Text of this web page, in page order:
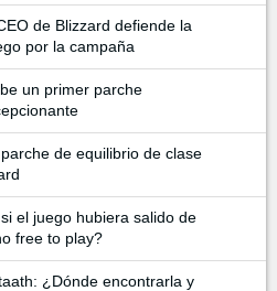
de Blizzard defiende la
por la campaña
un primer parche
de equilibrio de clase
el juego hubiera salido de
free to play?
¿Dónde encontrarla y